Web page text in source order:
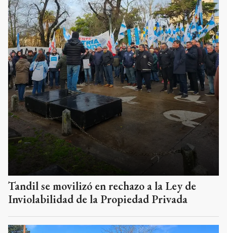
Tandil se movilizó en rechazo a la Ley de
Inviolabilidad de la Propiedad Privada